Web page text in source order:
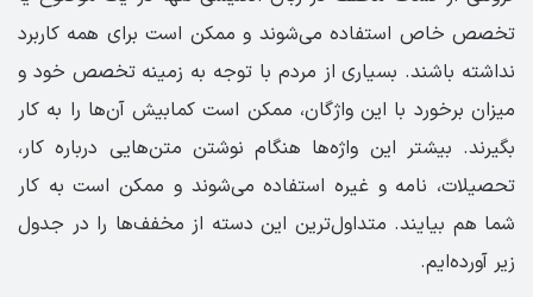
تخصص خاص استفاده می‌شوند و ممکن است برای همه کاربرد
نداشته باشند. بسیاری از مردم با توجه به زمینه تخصص خود و
میزان برخورد با این واژگان، ممکن است کمابیش آن‌ها را به کار
بگیرند. بیشتر این واژه‌ها هنگام نوشتن متن‌هایی درباره کار،
تحصیلات، نامه و غیره استفاده می‌شوند و ممکن است به کار
شما هم بیایند. متداول‌ترین این دسته از مخفف‌ها را در جدول
زیر آورده‌ایم.